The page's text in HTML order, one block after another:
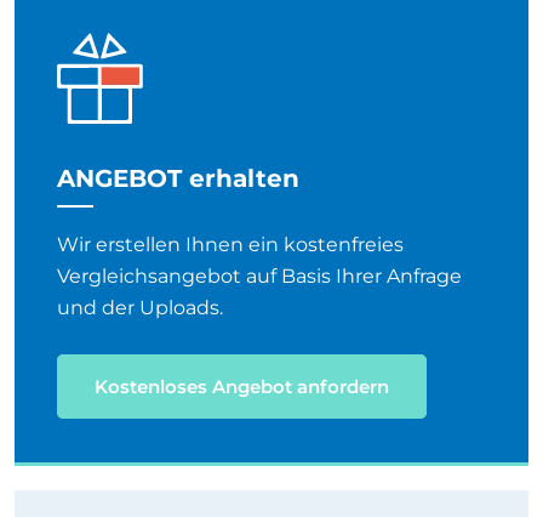
ANGEBOT erhalten
Wir erstellen Ihnen ein kostenfreies
Vergleichsangebot auf Basis Ihrer Anfrage
und der Uploads.
Kostenloses Angebot anfordern